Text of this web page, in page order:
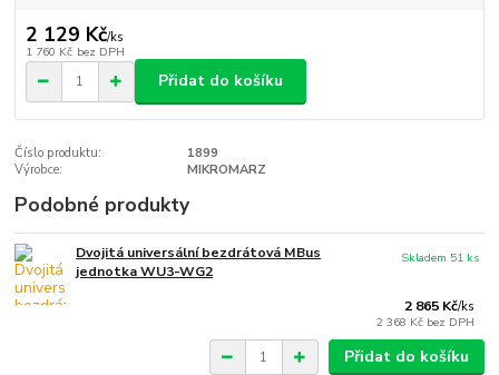
2 129 Kč/ks
1 760 Kč bez DPH
Přidat do košíku
Číslo produktu:
1899
Výrobce:
MIKROMARZ
Podobné produkty
Dvojitá universální bezdrátová MBus
jednotka WU3-WG2
2 865 Kč/ks
2 368 Kč bez DPH
Skladem 51 ks
Přidat do košíku